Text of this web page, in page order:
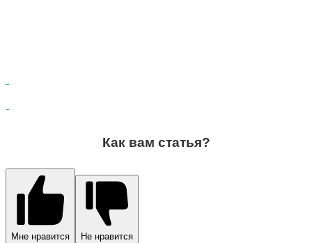
Как вам статья?
Мне нравится Не нравится